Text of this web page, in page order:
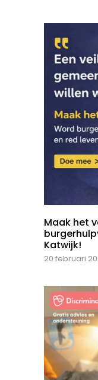
Maak het
Katwijk!
20 februari